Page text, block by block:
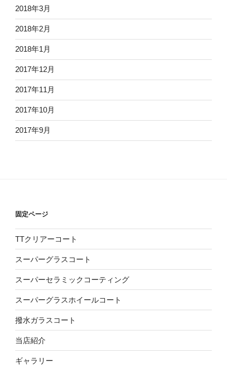
2018年3月
2018年2月
2018年1月
2017年12月
2017年11月
2017年10月
2017年9月
固定ページ
TTクリアーコート
スーパーグラスコート
スーパーセラミックコーティング
スーパーグラスホイールコート
撥水ガラスコート
当店紹介
ギャラリー